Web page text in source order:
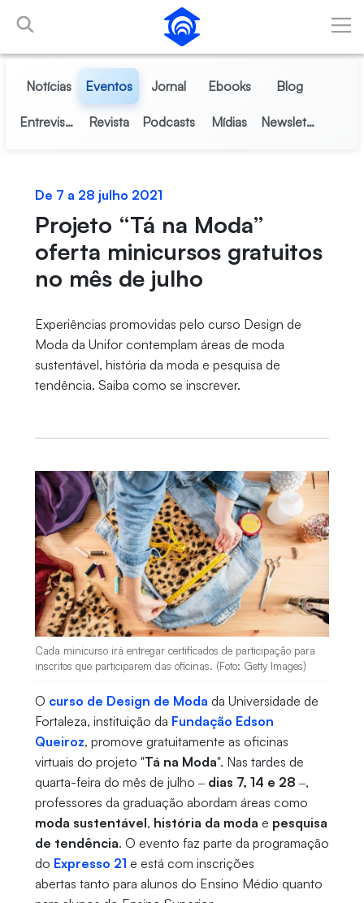
Pular para o Conteúdo principal
Notícias Eventos Jornal Ebooks Blog
Entrevistas Revista Podcasts Mídias Newsletter
De 7 a 28 julho 2021
Projeto “Tá na Moda”
oferta minicursos gratuitos
no mês de julho
Experiências promovidas pelo curso Design de
Moda da Unifor contemplam áreas de moda
sustentável, história da moda e pesquisa de
tendência. Saiba como se inscrever.
Cada minicurso irá entregar certificados de participação para
inscritos que participarem das oficinas. (Foto: Getty Images)
O curso de Design de Moda da Universidade de
Fortaleza, instituição da Fundação Edson
Queiroz, promove gratuitamente as oficinas
virtuais do projeto "Tá na Moda". Nas tardes de
quarta-feira do mês de julho ‒ dias 7, 14 e 28 ‒,
professores da graduação abordam áreas como
moda sustentável, história da moda e pesquisa
de tendência. O evento faz parte da programação
do Expresso 21 e está com inscrições
abertas tanto para alunos do Ensino Médio quanto